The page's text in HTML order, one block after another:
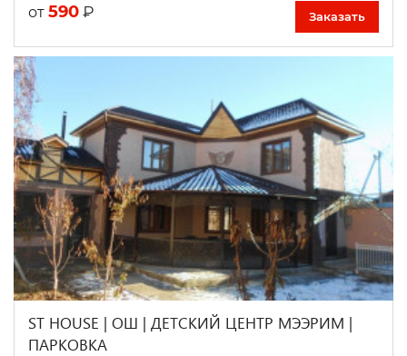
от 590 ₽ Заказать
ST HOUSE | ОШ | ДЕТCКИЙ ЦЕНТР МЭЭРИМ |
ПАРКОВКА